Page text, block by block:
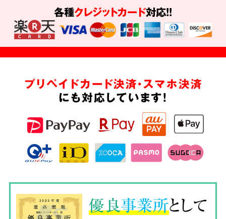
各種クレジットカード対応!!
プリペイドカード決済・スマホ決済
にも対応しています!
優良事業所として